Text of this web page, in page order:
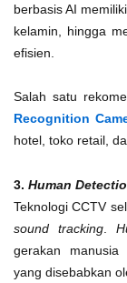
berbasis AI
kelamin, hingga
efisien.
Salah satu
Recognition
hotel, toko retail,
3. Human
Teknologi CCTV
sound tracking
gerakan manusia
yang disebabkan